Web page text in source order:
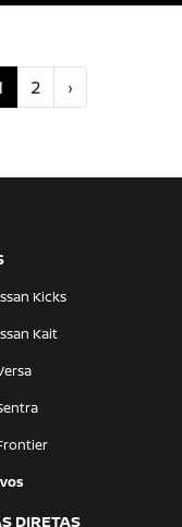
2 ›
Kicks
Kait
DIRETAS